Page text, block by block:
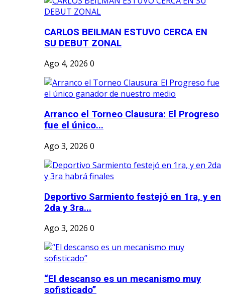
CARLOS BEILMAN ESTUVO CERCA EN
SU DEBUT ZONAL
Ago 4, 2026 0
Arranco el Torneo Clausura: El Progreso
fue el único...
Ago 3, 2026 0
Deportivo Sarmiento festejó en 1ra, y en
2da y 3ra...
Ago 3, 2026 0
“El descanso es un mecanismo muy
sofisticado”